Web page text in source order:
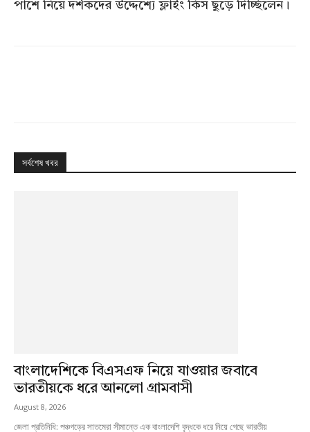
পাশে নিয়ে দর্শকদের উদ্দেশ্যে ফ্লাইং কিস ছুড়ে দিচ্ছিলেন।
সর্বশেষ খবর
বাংলাদেশিকে বিএসএফ নিয়ে যাওয়ার জবাবে
ভারতীয়কে ধরে আনলো গ্রামবাসী
August 8, 2026
জেলা প্রতিনিধি: পঞ্চগড়ের সাতমেরা সীমান্তে এক বাংলাদেশি বৃদ্ধকে ধরে নিয়ে গেছে ভারতীয়